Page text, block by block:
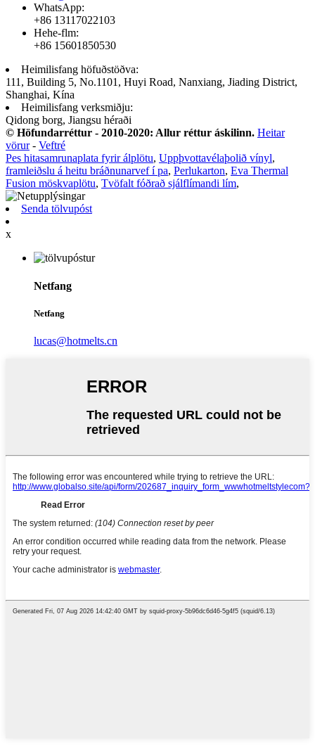
WhatsApp:
+86 13117022103
Hehe-flm:
+86 15601850530
Heimilisfang höfuðstöðva:
111, Building 5, No.1101, Huyi Road, Nanxiang, Jiading District,
Shanghai, Kína
Heimilisfang verksmiðju:
Qidong borg, Jiangsu héraði
© Höfundarréttur - 2010-2020: Allur réttur áskilinn. Heitar
vörur- Veftré
Pes hitasamrunaplata fyrir álplötu, Uppþvottavélaþolið vínyl,
framleiðslu á heitu bráðnunarvef í pa, Perlukarton, Eva Thermal
Fusion möskvaplötu, Tvöfalt fóðrað sjálflímandi lím,
Senda tölvupóst
x
Netfang
Netfang
lucas@hotmelts.cn